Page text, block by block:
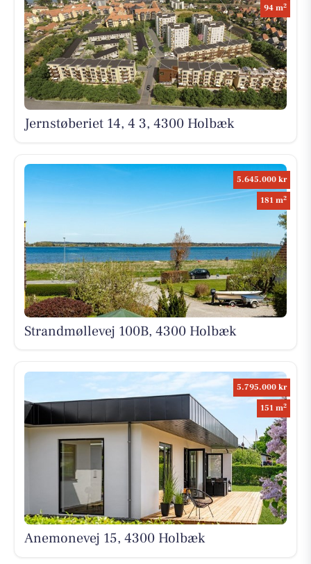
94 m2
Jernstøberiet 14, 4 3, 4300 Holbæk
5.645.000 kr
181 m2
Strandmøllevej 100B, 4300 Holbæk
5.795.000 kr
151 m2
Anemonevej 15, 4300 Holbæk